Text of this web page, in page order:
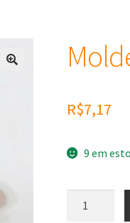
R$7,17
9 em